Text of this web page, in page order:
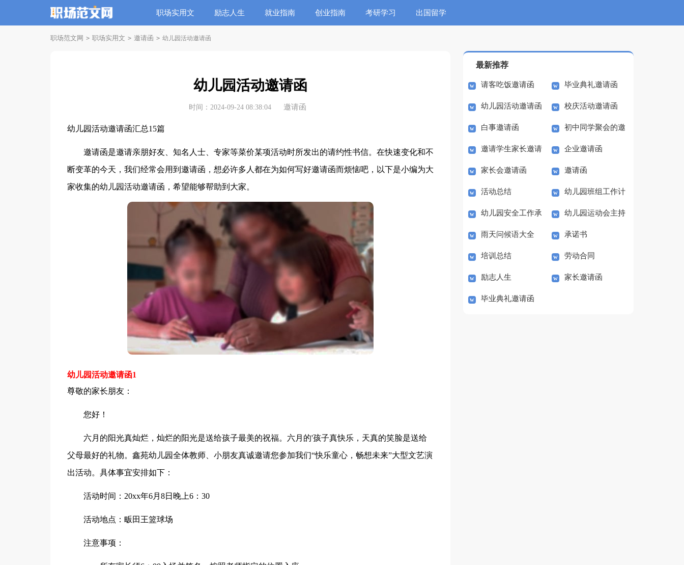
职场实用文 励志人生 就业指南 创业指南 考研学习 出国留学
职场范文网 > 职场实用文 > 邀请函 > 幼儿园活动邀请函
幼儿园活动邀请函
时间：2024-09-24 08:38:04 邀请函
幼儿园活动邀请函汇总15篇
邀请函是邀请亲朋好友、知名人士、专家等菜价某项活动时所发出的请约性书信。在快速变化和不
断变革的今天，我们经常会用到邀请函，想必许多人都在为如何写好邀请函而烦恼吧，以下是小编为大
家收集的幼儿园活动邀请函，希望能够帮助到大家。
幼儿园活动邀请函1
尊敬的家长朋友：
您好！
六月的阳光真灿烂，灿烂的阳光是送给孩子最美的祝福。六月的'孩子真快乐，天真的笑脸是送给
父母最好的礼物。鑫苑幼儿园全体教师、小朋友真诚邀请您参加我们“快乐童心，畅想未来”大型文艺演
出活动。具体事宜安排如下：
活动时间：20xx年6月8日晚上6：30
活动地点：畈田王篮球场
注意事项：
最新推荐
请客吃饭邀请函 毕业典礼邀请函
幼儿园活动邀请函 校庆活动邀请函
白事邀请函 初中同学聚会的邀
请函
邀请学生家长邀请
函
企业邀请函
家长会邀请函 邀请函
活动总结 幼儿园班组工作计
划范文
幼儿园安全工作承
诺书范文
幼儿园运动会主持
稿范文
雨天问候语大全 承诺书
培训总结 劳动合同
励志人生 家长邀请函
毕业典礼邀请函